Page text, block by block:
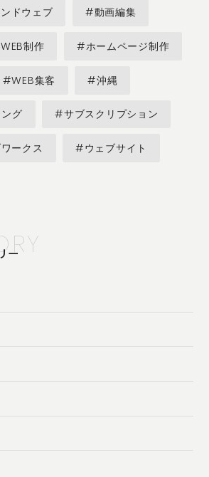
ドウェブ #動画編集
制作 #ホームページ制作
#WEB集客 #沖縄
グ #サブスクリプション
ークス #ウェブサイト
ー